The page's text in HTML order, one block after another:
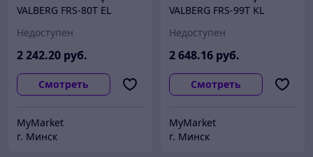
VALBERG FRS-80T EL
Недоступен
2 242.20 руб.
Смотреть
MyMarket
г. Минск
VALBERG FRS-99T KL
Недоступен
2 648.16 руб.
Смотреть
MyMarket
г. Минск